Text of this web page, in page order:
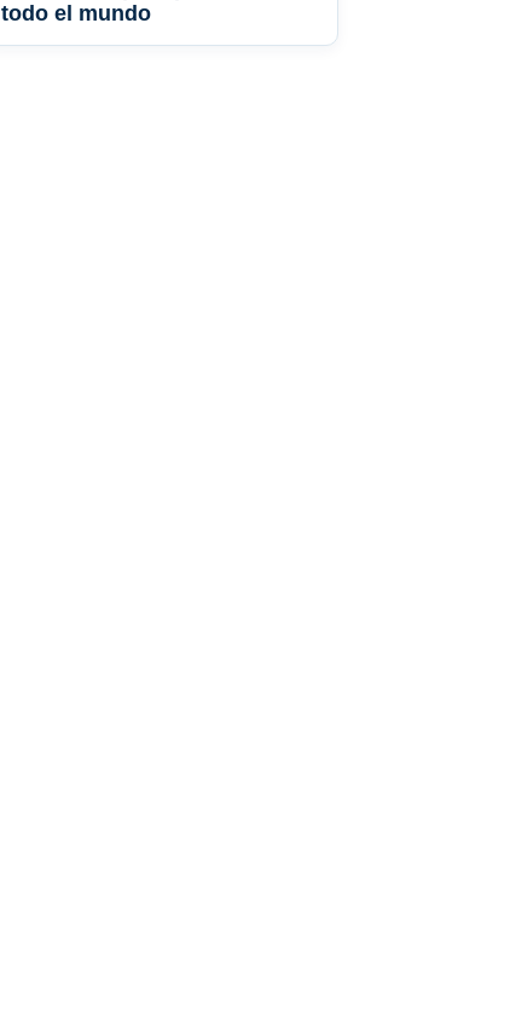
todo el mundo